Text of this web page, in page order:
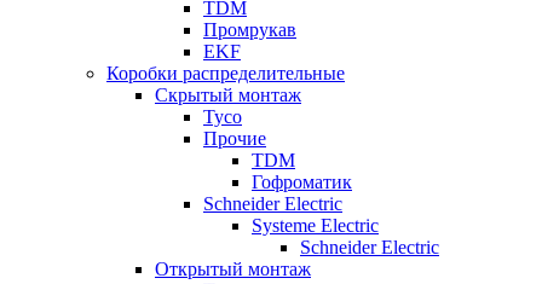
TDM
Промрукав
EKF
Коробки распределительные
Скрытый монтаж
Tyco
Прочие
TDM
Гофроматик
Schneider Electric
Systeme Electric
Schneider Electric
Открытый монтаж